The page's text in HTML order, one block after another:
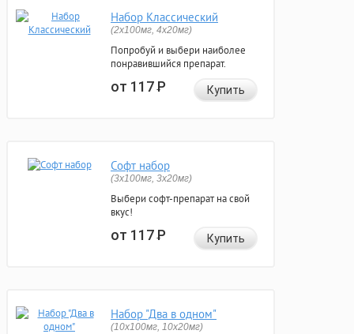
Набор Классический
(2x100мг, 4x20мг)
Попробуй и выбери наиболее
понравившийся препарат.
от 117Р Купить
Софт набор
(3x100мг, 3x20мг)
Выбери софт-препарат на свой
вкус!
от 117Р Купить
Набор "Два в одном"
(10x100мг, 10x20мг)